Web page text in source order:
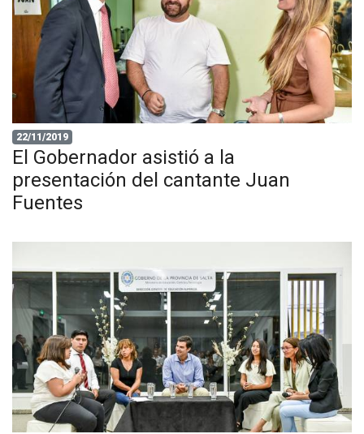
22/11/2019
El Gobernador asistió a la
presentación del cantante Juan
Fuentes